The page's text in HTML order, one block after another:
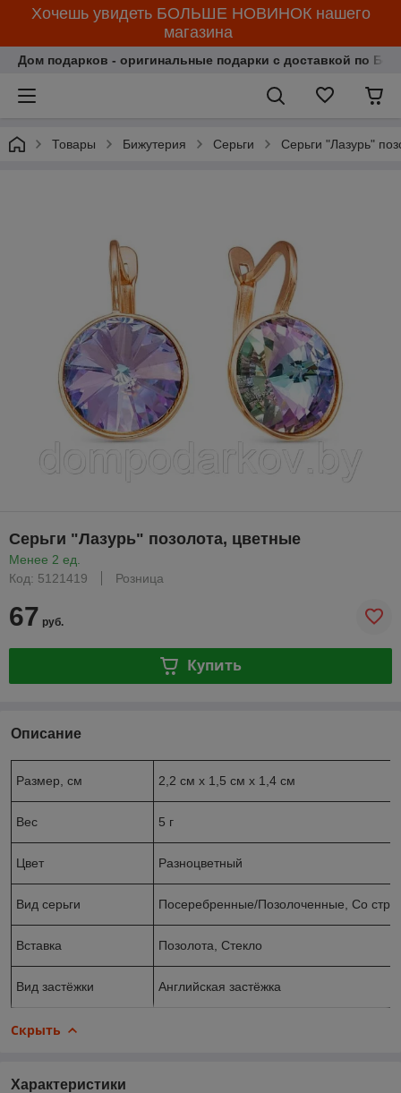
Хочешь увидеть БОЛЬШЕ НОВИНОК нашего
магазина
Дом подарков - оригинальные подарки с доставкой по
Товары Бижутерия Серьги Серьги "Лазурь"
Серьги "Лазурь" позолота, цветные
Менее 2 ед.
Код: 5121419
Розница
67 руб.
Купить
Описание
Размер, см 2,2 см х 1,5 см х 1,4 см
Вес 5 г
Цвет Разноцветный
Вид серьги Посеребренные/Позолоченные, Со
Вставка Позолота, Стекло
Вид застёжки Английская застёжка
Скрыть
Характеристики